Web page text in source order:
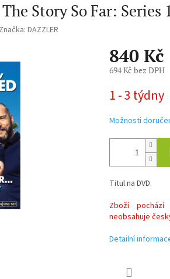
Story So Far: Series
Značka: DAZZLER
840 Kč
694 Kč bez DPH
cena:
1 - 3 týdny
Možnosti
Titul na DVD.
Zboží
neobsahuje
Detailní